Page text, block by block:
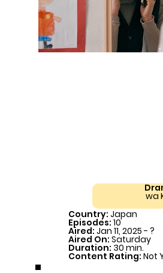
wa
Country: Japan
Episodes: 10
Aired: Jan 11, 2025 - ?
Aired On: Saturday
Duration: 30 min.
Content Rating: Not